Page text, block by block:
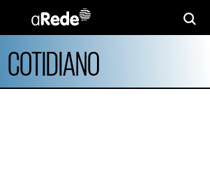
COTIDIANO